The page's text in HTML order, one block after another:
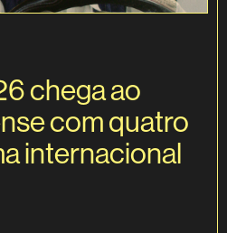
chega ao
com quatro
internacional